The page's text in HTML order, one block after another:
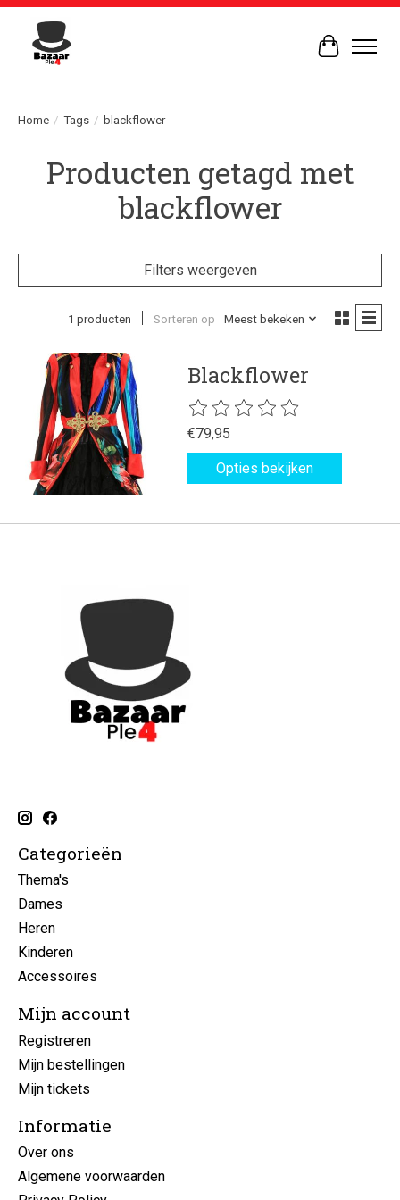
Home / Tags / blackflower
Producten getagd met
blackflower
Filters weergeven
1 producten Sorteren op Meest bekeken
Blackflower
De beoordeling van dit product is
€79,95
Opties bekijken
Categorieën
Thema's
Dames
Heren
Kinderen
Accessoires
Mijn account
Registreren
Mijn bestellingen
Mijn tickets
Informatie
Over ons
Algemene voorwaarden